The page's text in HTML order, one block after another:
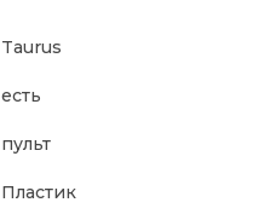
Taurus
есть
пульт
Пластик